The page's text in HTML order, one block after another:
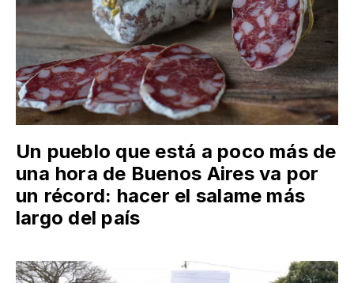
Un pueblo que está a poco más de
una hora de Buenos Aires va por
un récord: hacer el salame más
largo del país